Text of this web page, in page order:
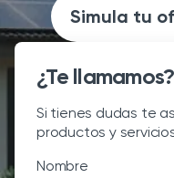
Simula tu
¿Te llamamos?
Si tienes dudas te
productos y
Nombre